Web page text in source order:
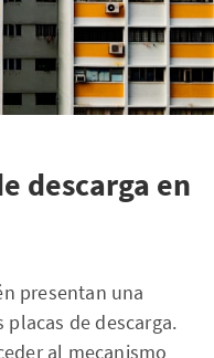
descarga en
presentan una
de descarga.
al mecanismo